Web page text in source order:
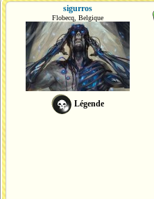
sigurros
Flobecq, Belgique
Légende